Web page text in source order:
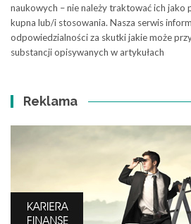
naukowych – nie należy traktować ich jako
kupna lub/i stosowania. Nasza serwis
odpowiedzialności za skutki jakie może
substancji opisywanych w artykułach
Reklama